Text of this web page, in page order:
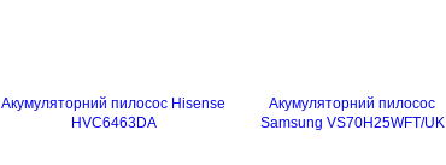
Акумуляторний пилосос Hisense
HVC6463DA
Акумуляторний пилосос
Samsung VS70H25WFT/UK